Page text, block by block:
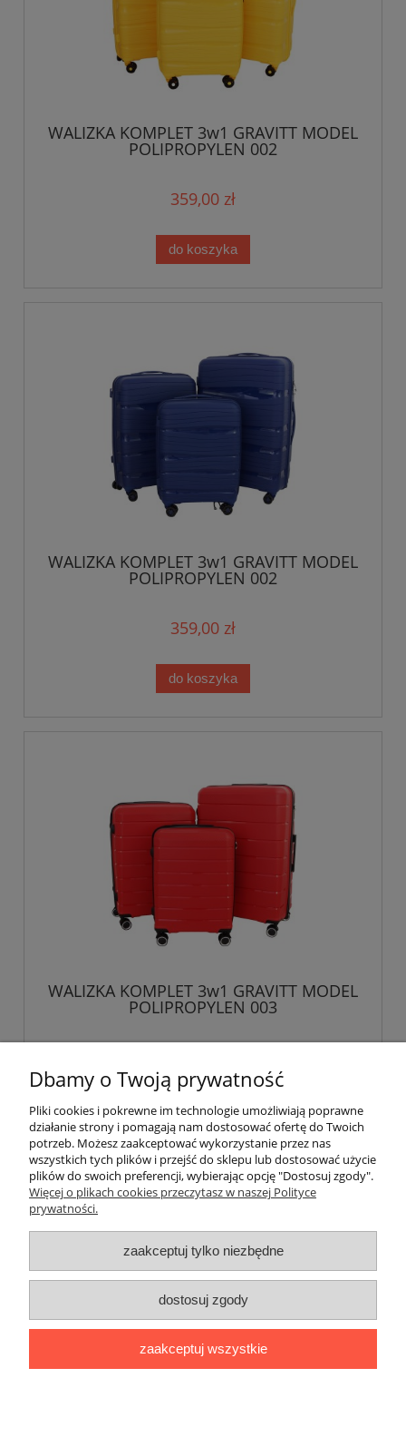
WALIZKA KOMPLET 3w1 GRAVITT MODEL
POLIPROPYLEN 002
359,00 zł
do koszyka
WALIZKA KOMPLET 3w1 GRAVITT MODEL
POLIPROPYLEN 002
359,00 zł
do koszyka
WALIZKA KOMPLET 3w1 GRAVITT MODEL
POLIPROPYLEN 003
do koszyka
Dbamy o Twoją prywatność
Pliki cookies i pokrewne im technologie umożliwiają poprawne
działanie strony i pomagają nam dostosować ofertę do Twoich
potrzeb. Możesz zaakceptować wykorzystanie przez nas
wszystkich tych plików i przejść do sklepu lub dostosować użycie
plików do swoich preferencji, wybierając opcję "Dostosuj zgody".
Więcej o plikach cookies przeczytasz w naszej Polityce
prywatności.
zaakceptuj tylko niezbędne
dostosuj zgody
zaakceptuj wszystkie